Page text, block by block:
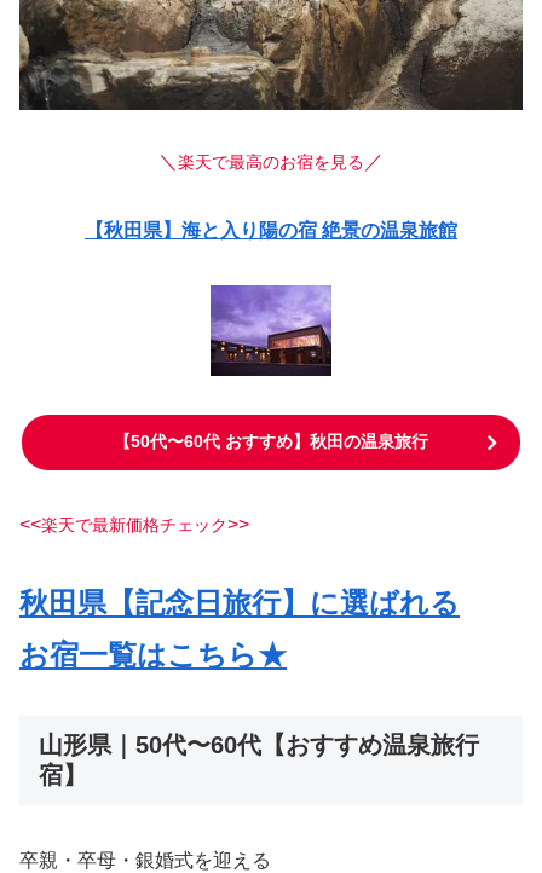
＼ 楽天で最高のお宿を見る ／
【秋田県】海と入り陽の宿 絶景の温泉旅館
【50代〜60代 おすすめ】秋田の温泉旅行
<<楽天で最新価格チェック>>
秋田県【記念日旅行】に選ばれる
お宿一覧はこちら★
山形県｜50代〜60代【おすすめ温泉旅行
宿】
卒親・卒母・銀婚式を迎える